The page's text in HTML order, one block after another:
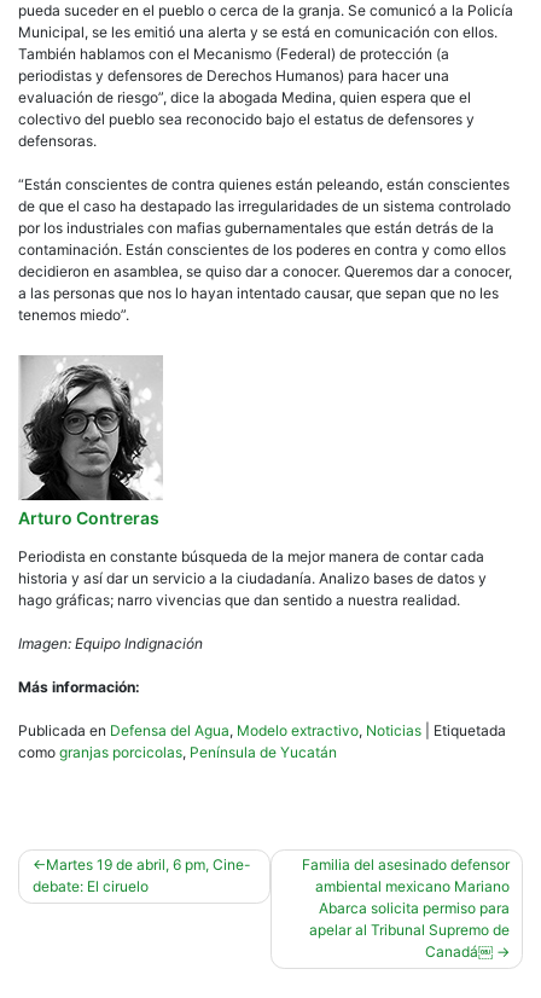
pueda suceder en el pueblo o cerca de la granja. Se comunicó a la Policía
Municipal, se les emitió una alerta y se está en comunicación con ellos.
También hablamos con el Mecanismo (Federal) de protección (a
periodistas y defensores de Derechos Humanos) para hacer una
evaluación de riesgo”, dice la abogada Medina, quien espera que el
colectivo del pueblo sea reconocido bajo el estatus de defensores y
defensoras.
“Están conscientes de contra quienes están peleando, están conscientes
de que el caso ha destapado las irregularidades de un sistema controlado
por los industriales con mafias gubernamentales que están detrás de la
contaminación. Están conscientes de los poderes en contra y como ellos
decidieron en asamblea, se quiso dar a conocer. Queremos dar a conocer,
a las personas que nos lo hayan intentado causar, que sepan que no les
tenemos miedo”.
Arturo Contreras
Periodista en constante búsqueda de la mejor manera de contar cada
historia y así dar un servicio a la ciudadanía. Analizo bases de datos y
hago gráficas; narro vivencias que dan sentido a nuestra realidad.
Imagen: Equipo Indignación
Más información:
Publicada en Defensa del Agua, Modelo extractivo, Noticias
Etiquetada
como granjas porcicolas, Península de Yucatán
Navegación
de
Martes 19 de abril, 6 pm, Cine-
debate: El ciruelo
Familia del asesinado defensor
ambiental mexicano Mariano
Abarca solicita permiso para
apelar al Tribunal Supremo de
Canadá￼